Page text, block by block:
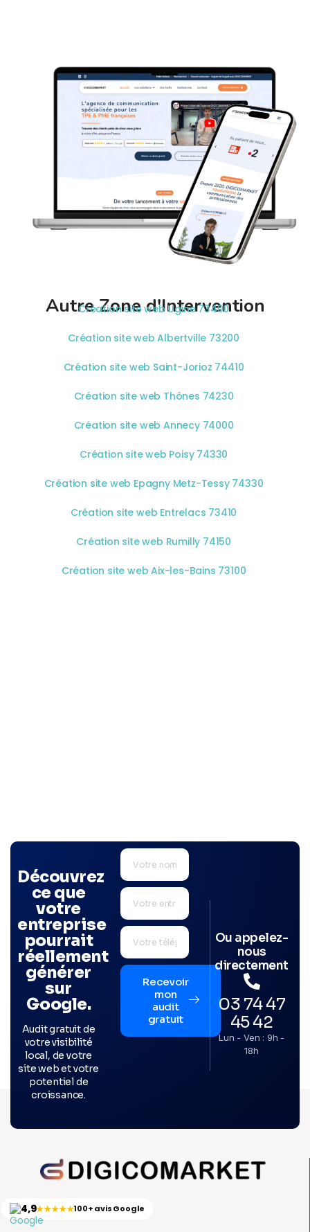
Autre Zone d'Intervention
Création site web Ugine 73400
Création site web Albertville 73200
Création site web Saint-Jorioz 74410
Création site web Thônes 74230
Création site web Annecy 74000
Création site web Poisy 74330
Création site web Epagny Metz-Tessy 74330
Création site web Entrelacs 73410
Création site web Rumilly 74150
Création site web Aix-les-Bains 73100
Découvrez
ce que
votre
entreprise
pourrait
réellement
générer
sur
Google.
Audit gratuit de
votre visibilité
local, de votre
site web et votre
potentiel de
croissance.
Recevoir
mon
audit
gratuit
Ou appelez-
nous
directement
03 74 47
45 42
Lun - Ven : 9h -
18h
4,9★★★★★100+ avis Google